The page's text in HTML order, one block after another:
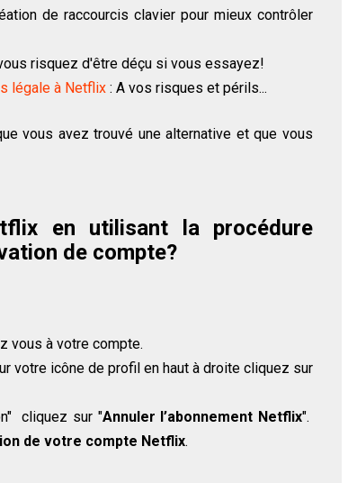
de raccourcis clavier pour mieux contrôler
risquez d'être déçu si vous essayez!
légale à Netflix : A vos risques et périls...
vous avez trouvé une alternative et que vous
en utilisant la procédure
de compte?
vous à votre compte.
votre icône de profil en haut à droite cliquez sur
cliquez sur "Annuler l’abonnement Netflix".
de votre compte Netflix.